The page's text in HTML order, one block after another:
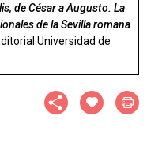
de César a Augusto. La
de la Sevilla romana
Universidad de